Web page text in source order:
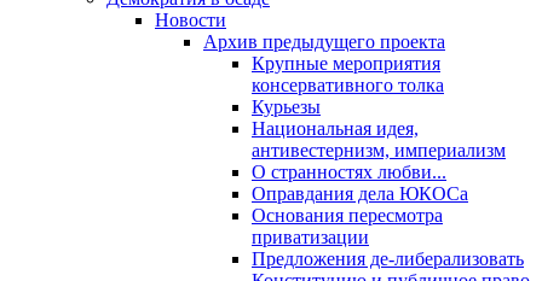
Новости
Архив предыдущего проекта
Крупные мероприятия
консервативного толка
Курьезы
Национальная идея,
антивестернизм, империализм
О странностях любви...
Оправдания дела ЮКОСа
Основания пересмотра
приватизации
Предложения де-либерализовать